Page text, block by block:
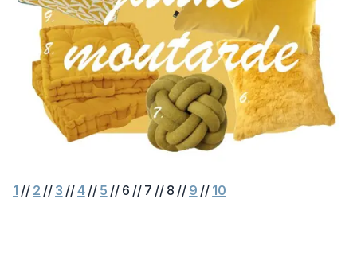
1 // 2 // 3 //4// 5 // 6 // 7 // 8 // 9 // 10